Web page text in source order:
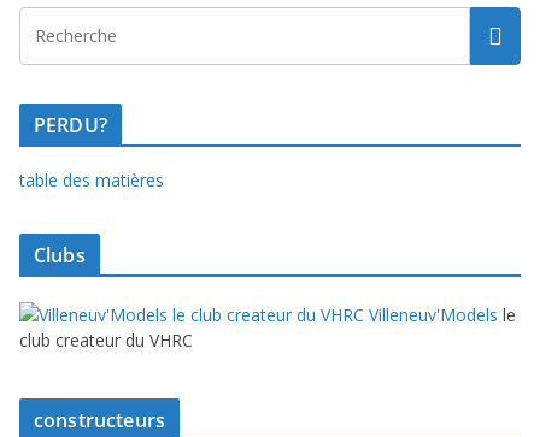
PERDU?
table des matières
Clubs
Villeneuv'Models le
club createur du VHRC
constructeurs